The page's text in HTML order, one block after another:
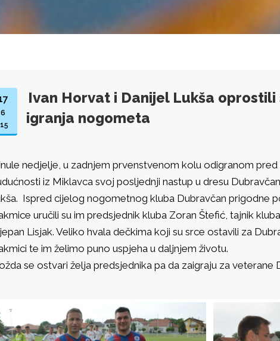
6
Ivan Horvat i Danijel Lukša
igranja nogometa
nedjelje, u zadnjem prvenstvenom kolu odigranom
iz Miklavca svoj posljednji nastup u dresu
Ispred cijelog nogometnog kluba Dubravčan prigodne
uručili su im predsjednik kluba Zoran Štefić, tajnik
Lisjak. Veliko hvala dečkima koji su srce ostavili za
te im želimo puno uspjeha u daljnjem životu.
se ostvari želja predsjednika pa da zaigraju za veterane